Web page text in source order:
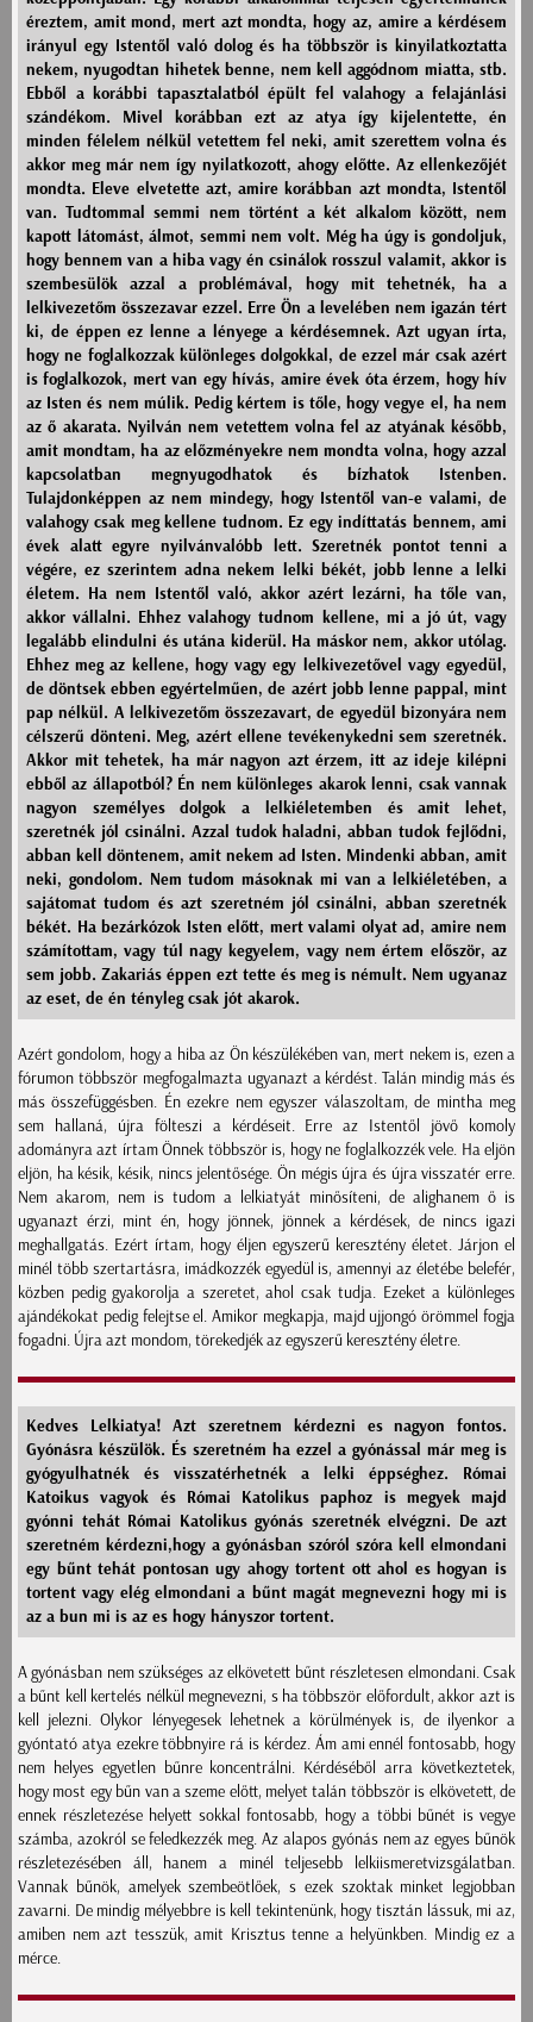
éreztem, amit mond, mert azt mondta, hogy az, amire a kérdésem
irányul egy Istentől való dolog és ha többször is kinyilatkoztatta
nekem, nyugodtan hihetek benne, nem kell aggódnom miatta, stb.
Ebből a korábbi tapasztalatból épült fel valahogy a felajánlási
szándékom. Mivel korábban ezt az atya így kijelentette, én
minden félelem nélkül vetettem fel neki, amit szerettem volna és
akkor meg már nem így nyilatkozott, ahogy előtte. Az ellenkezőjét
mondta. Eleve elvetette azt, amire korábban azt mondta, Istentől
van. Tudtommal semmi nem történt a két alkalom között, nem
kapott látomást, álmot, semmi nem volt. Még ha úgy is gondoljuk,
hogy bennem van a hiba vagy én csinálok rosszul valamit, akkor is
szembesülök azzal a problémával, hogy mit tehetnék, ha a
lelkivezetőm összezavar ezzel. Erre Ön a levelében nem igazán tért
ki, de éppen ez lenne a lényege a kérdésemnek. Azt ugyan írta,
hogy ne foglalkozzak különleges dolgokkal, de ezzel már csak azért
is foglalkozok, mert van egy hívás, amire évek óta érzem, hogy hív
az Isten és nem múlik. Pedig kértem is tőle, hogy vegye el, ha nem
az ő akarata. Nyilván nem vetettem volna fel az atyának később,
amit mondtam, ha az előzményekre nem mondta volna, hogy azzal
kapcsolatban megnyugodhatok és bízhatok Istenben.
Tulajdonképpen az nem mindegy, hogy Istentől van-e valami, de
valahogy csak meg kellene tudnom. Ez egy indíttatás bennem, ami
évek alatt egyre nyilvánvalóbb lett. Szeretnék pontot tenni a
végére, ez szerintem adna nekem lelki békét, jobb lenne a lelki
életem. Ha nem Istentől való, akkor azért lezárni, ha tőle van,
akkor vállalni. Ehhez valahogy tudnom kellene, mi a jó út, vagy
legalább elindulni és utána kiderül. Ha máskor nem, akkor utólag.
Ehhez meg az kellene, hogy vagy egy lelkivezetővel vagy egyedül,
de döntsek ebben egyértelműen, de azért jobb lenne pappal, mint
pap nélkül. A lelkivezetőm összezavart, de egyedül bizonyára nem
célszerű dönteni. Meg, azért ellene tevékenykedni sem szeretnék.
Akkor mit tehetek, ha már nagyon azt érzem, itt az ideje kilépni
ebből az állapotból? Én nem különleges akarok lenni, csak vannak
nagyon személyes dolgok a lelkiéletemben és amit lehet,
szeretnék jól csinálni. Azzal tudok haladni, abban tudok fejlődni,
abban kell döntenem, amit nekem ad Isten. Mindenki abban, amit
neki, gondolom. Nem tudom másoknak mi van a lelkiéletében, a
sajátomat tudom és azt szeretném jól csinálni, abban szeretnék
békét. Ha bezárkózok Isten előtt, mert valami olyat ad, amire nem
számítottam, vagy túl nagy kegyelem, vagy nem értem először, az
sem jobb. Zakariás éppen ezt tette és meg is némult. Nem ugyanaz
az eset, de én tényleg csak jót akarok.
Azért gondolom, hogy a hiba az Ön készülékében van, mert nekem is, ezen a
fórumon többször megfogalmazta ugyanazt a kérdést. Talán mindig más és
más összefüggésben. Én ezekre nem egyszer válaszoltam, de mintha meg
sem hallaná, újra fölteszi a kérdéseit. Erre az Istentől jövő komoly
adományra azt írtam Önnek többször is, hogy ne foglalkozzék vele. Ha eljön
eljön, ha késik, késik, nincs jelentősége. Ön mégis újra és újra visszatér erre.
Nem akarom, nem is tudom a lelkiatyát minősíteni, de alighanem ő is
ugyanazt érzi, mint én, hogy jönnek, jönnek a kérdések, de nincs igazi
meghallgatás. Ezért írtam, hogy éljen egyszerű keresztény életet. Járjon el
minél több szertartásra, imádkozzék egyedül is, amennyi az életébe belefér,
közben pedig gyakorolja a szeretet, ahol csak tudja. Ezeket a különleges
ajándékokat pedig felejtse el. Amikor megkapja, majd ujjongó örömmel fogja
fogadni. Újra azt mondom, törekedjék az egyszerű keresztény életre.
Kedves Lelkiatya! Azt szeretnem kérdezni es nagyon fontos.
Gyónásra készülök. És szeretném ha ezzel a gyónással már meg is
gyógyulhatnék és visszatérhetnék a lelki éppséghez. Római
Katoikus vagyok és Római Katolikus paphoz is megyek majd
gyónni tehát Római Katolikus gyónás szeretnék elvégzni. De azt
szeretném kérdezni,hogy a gyónásban szóról szóra kell elmondani
egy bűnt tehát pontosan ugy ahogy tortent ott ahol es hogyan is
tortent vagy elég elmondani a bűnt magát megnevezni hogy mi is
az a bun mi is az es hogy hányszor tortent.
A gyónásban nem szükséges az elkövetett bűnt részletesen elmondani. Csak
a bűnt kell kertelés nélkül megnevezni, s ha többször előfordult, akkor azt is
kell jelezni. Olykor lényegesek lehetnek a körülmények is, de ilyenkor a
gyóntató atya ezekre többnyire rá is kérdez. Ám ami ennél fontosabb, hogy
nem helyes egyetlen bűnre koncentrálni. Kérdéséből arra következtetek,
hogy most egy bűn van a szeme előtt, melyet talán többször is elkövetett, de
ennek részletezése helyett sokkal fontosabb, hogy a többi bűnét is vegye
számba, azokról se feledkezzék meg. Az alapos gyónás nem az egyes bűnök
részletezésében áll, hanem a minél teljesebb lelkiismeretvizsgálatban.
Vannak bűnök, amelyek szembeötlőek, s ezek szoktak minket legjobban
zavarni. De mindig mélyebbre is kell tekintenünk, hogy tisztán lássuk, mi az,
amiben nem azt tesszük, amit Krisztus tenne a helyünkben. Mindig ez a
mérce.